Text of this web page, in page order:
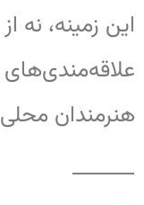
این زمینه، نه
هنرمندان
⸻